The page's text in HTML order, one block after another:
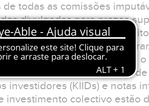
de todas as comissões
divulgadas para prazos
investimento tivesse sido
investidor deverá
apresentadas não reflectem
sujeito.Os documentos
investidores (KIIDs) e notas
investimento colectivo estão